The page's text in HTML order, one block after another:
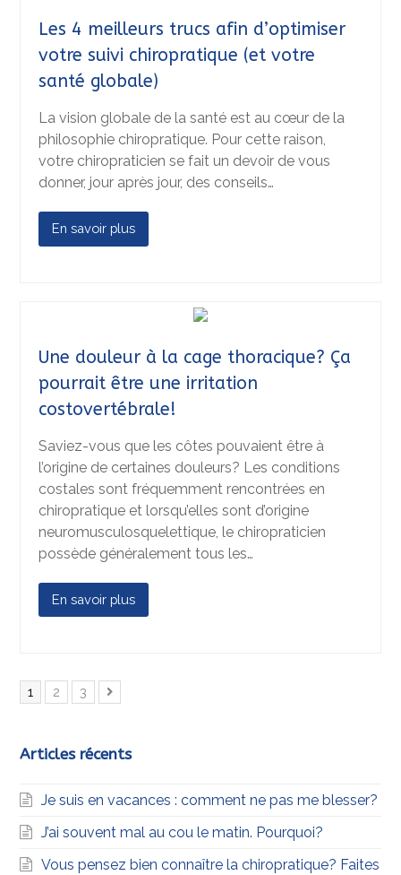
Les 4 meilleurs trucs afin d’optimiser
votre suivi chiropratique (et votre
santé globale)
La vision globale de la santé est au cœur de la
philosophie chiropratique. Pour cette raison,
votre chiropraticien se fait un devoir de vous
donner, jour après jour, des conseils…
En savoir plus
Une douleur à la cage thoracique? Ça
pourrait être une irritation
costovertébrale!
Saviez-vous que les côtes pouvaient être à
l’origine de certaines douleurs? Les conditions
costales sont fréquemment rencontrées en
chiropratique et lorsqu’elles sont d’origine
neuromusculosquelettique, le chiropraticien
possède généralement tous les…
En savoir plus
Page
1 Page
2 Page
3 Suivant
Articles récents
Je suis en vacances : comment ne pas me blesser?
J’ai souvent mal au cou le matin. Pourquoi?
Vous pensez bien connaître la chiropratique? Faites